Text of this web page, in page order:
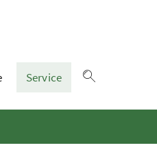
Service